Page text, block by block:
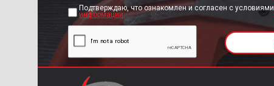
Подтверждаю, что ознакомлен и согласен с условиями
информации